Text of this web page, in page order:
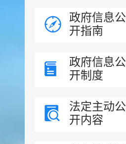
政府信息公
开指南
政府信息公
开制度
法定主动公
开内容